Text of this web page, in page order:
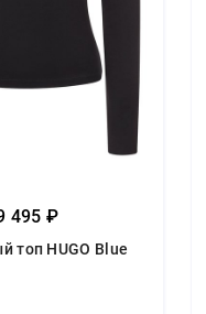
495 ₽
топ HUGO Blue